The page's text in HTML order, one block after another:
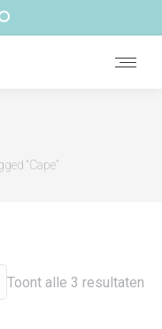
“Cape”
Toont alle 3 resultaten